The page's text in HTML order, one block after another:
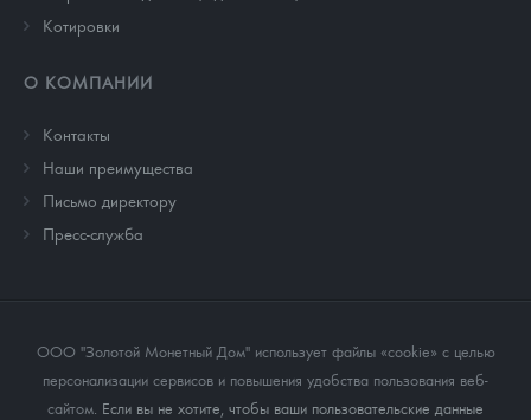
Котировки
О КОМПАНИИ
Контакты
Наши преимущества
Письмо директору
Пресс-служба
ООО "Золотой Монетный Дом" использует файлы «cookie» с целью
персонализации сервисов и повышения удобства пользования веб-
сайтом. Если вы не хотите, чтобы ваши пользовательские данные